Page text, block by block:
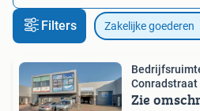
Filters Zakelijke goederen
Conradstraat
Zie